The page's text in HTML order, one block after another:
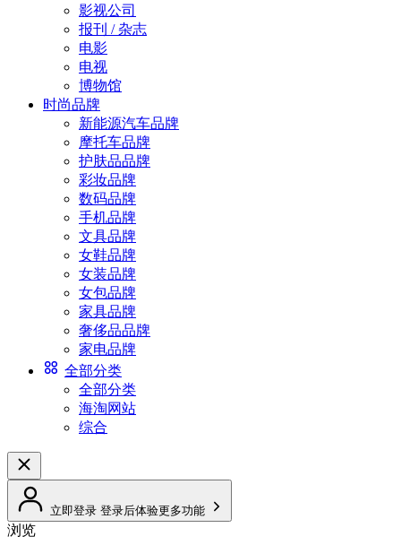
影视公司
报刊 / 杂志
电影
电视
博物馆
时尚品牌
新能源汽车品牌
摩托车品牌
护肤品品牌
彩妆品牌
数码品牌
手机品牌
文具品牌
女鞋品牌
女装品牌
女包品牌
家具品牌
奢侈品品牌
家电品牌
全部分类
全部分类
海淘网站
综合
立即登录 登录后体验更多功能
浏览